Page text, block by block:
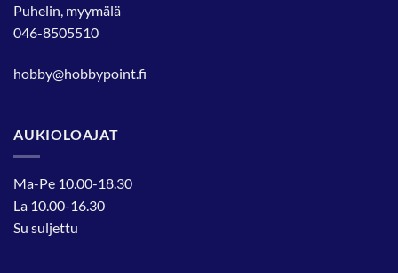
Puhelin, myymälä
046-8505510
hobby@hobbypoint.fi
AUKIOLOAJAT
Ma-Pe 10.00-18.30
La 10.00-16.30
Su suljettu